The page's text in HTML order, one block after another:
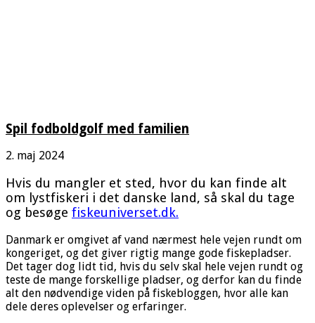
Spil fodboldgolf med familien
2. maj 2024
Hvis du mangler et sted, hvor du kan finde alt
om lystfiskeri i det danske land, så skal du tage
og besøge fiskeuniverset.dk.
Danmark er omgivet af vand nærmest hele vejen rundt om
kongeriget, og det giver rigtig mange gode fiskepladser.
Det tager dog lidt tid, hvis du selv skal hele vejen rundt og
teste de mange forskellige pladser, og derfor kan du finde
alt den nødvendige viden på fiskebloggen, hvor alle kan
dele deres oplevelser og erfaringer.